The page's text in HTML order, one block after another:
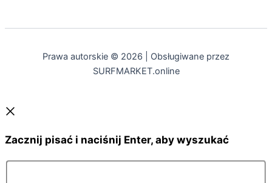
Prawa autorskie © 2026 | Obsługiwane przez
SURFMARKET.online
Zacznij pisać i naciśnij Enter, aby wyszukać